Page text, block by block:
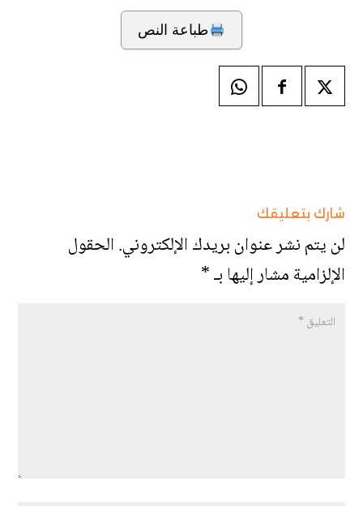
طباعة النص
شارك بتعليقك
لن يتم نشر عنوان بريدك الإلكتروني.الحقول
الإلزامية مشار إليها بـ*